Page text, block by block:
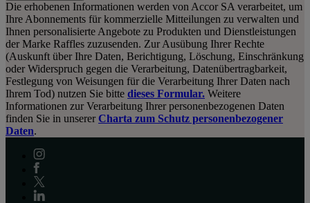
Die erhobenen Informationen werden von Accor SA verarbeitet, um
Ihre Abonnements für kommerzielle Mitteilungen zu verwalten und
Ihnen personalisierte Angebote zu Produkten und Dienstleistungen
der Marke Raffles zuzusenden. Zur Ausübung Ihrer Rechte
(Auskunft über Ihre Daten, Berichtigung, Löschung, Einschränkung
oder Widerspruch gegen die Verarbeitung, Datenübertragbarkeit,
Festlegung von Weisungen für die Verarbeitung Ihrer Daten nach
Ihrem Tod) nutzen Sie bitte dieses Formular. Weitere
Informationen zur Verarbeitung Ihrer personenbezogenen Daten
finden Sie in unserer Charta zum Schutz personenbezogener
Daten.